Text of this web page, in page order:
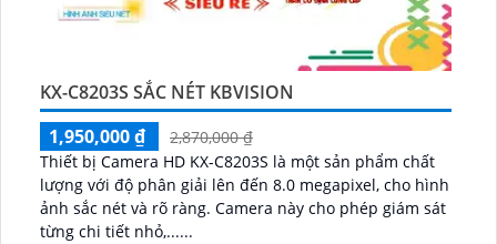
KX-C8203S SẮC NÉT KBVISION
1,950,000 ₫
2,870,000 ₫
Thiết bị Camera HD KX-C8203S là một sản phẩm chất
lượng với độ phân giải lên đến 8.0 megapixel, cho hình
ảnh sắc nét và rõ ràng. Camera này cho phép giám sát
từng chi tiết nhỏ,......